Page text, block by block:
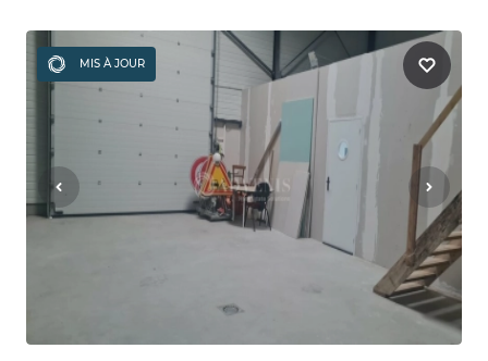
MIS À JOUR